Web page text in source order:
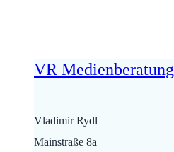
VR Medienberatung
Vladimir Rydl
Mainstraße 8a